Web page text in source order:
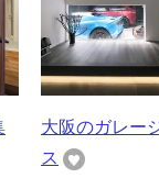
大阪のガレー
ス